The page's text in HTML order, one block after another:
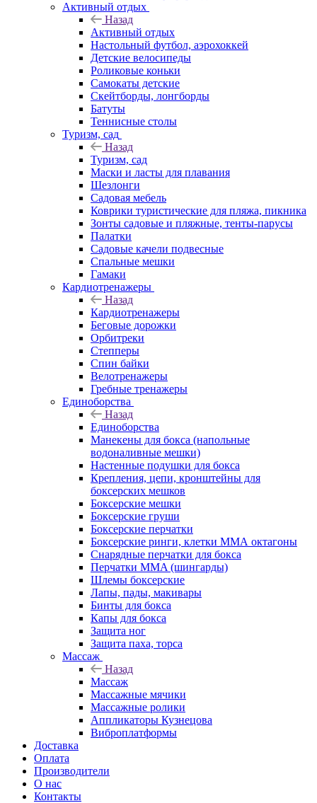
Активный отдых
Назад
Активный отдых
Настольный футбол, аэрохоккей
Детские велосипеды
Роликовые коньки
Самокаты детские
Скейтборды, лонгборды
Батуты
Теннисные столы
Туризм, сад
Назад
Туризм, сад
Маски и ласты для плавания
Шезлонги
Садовая мебель
Коврики туристические для пляжа, пикника
Зонты садовые и пляжные, тенты-парусы
Палатки
Садовые качели подвесные
Спальные мешки
Гамаки
Кардиотренажеры
Назад
Кардиотренажеры
Беговые дорожки
Орбитреки
Степперы
Спин байки
Велотренажеры
Гребные тренажеры
Единоборства
Назад
Единоборства
Манекены для бокса (напольные
водоналивные мешки)
Настенные подушки для бокса
Крепления, цепи, кронштейны для
боксерских мешков
Боксерские мешки
Боксерские груши
Боксерские перчатки
Боксерские ринги, клетки ММА октагоны
Снарядные перчатки для бокса
Перчатки MMA (шингарды)
Шлемы боксерские
Лапы, пады, макивары
Бинты для бокса
Капы для бокса
Защита ног
Защита паха, торса
Массаж
Назад
Массаж
Массажные мячики
Массажные ролики
Аппликаторы Кузнецова
Виброплатформы
Доставка
Оплата
Производители
О нас
Контакты